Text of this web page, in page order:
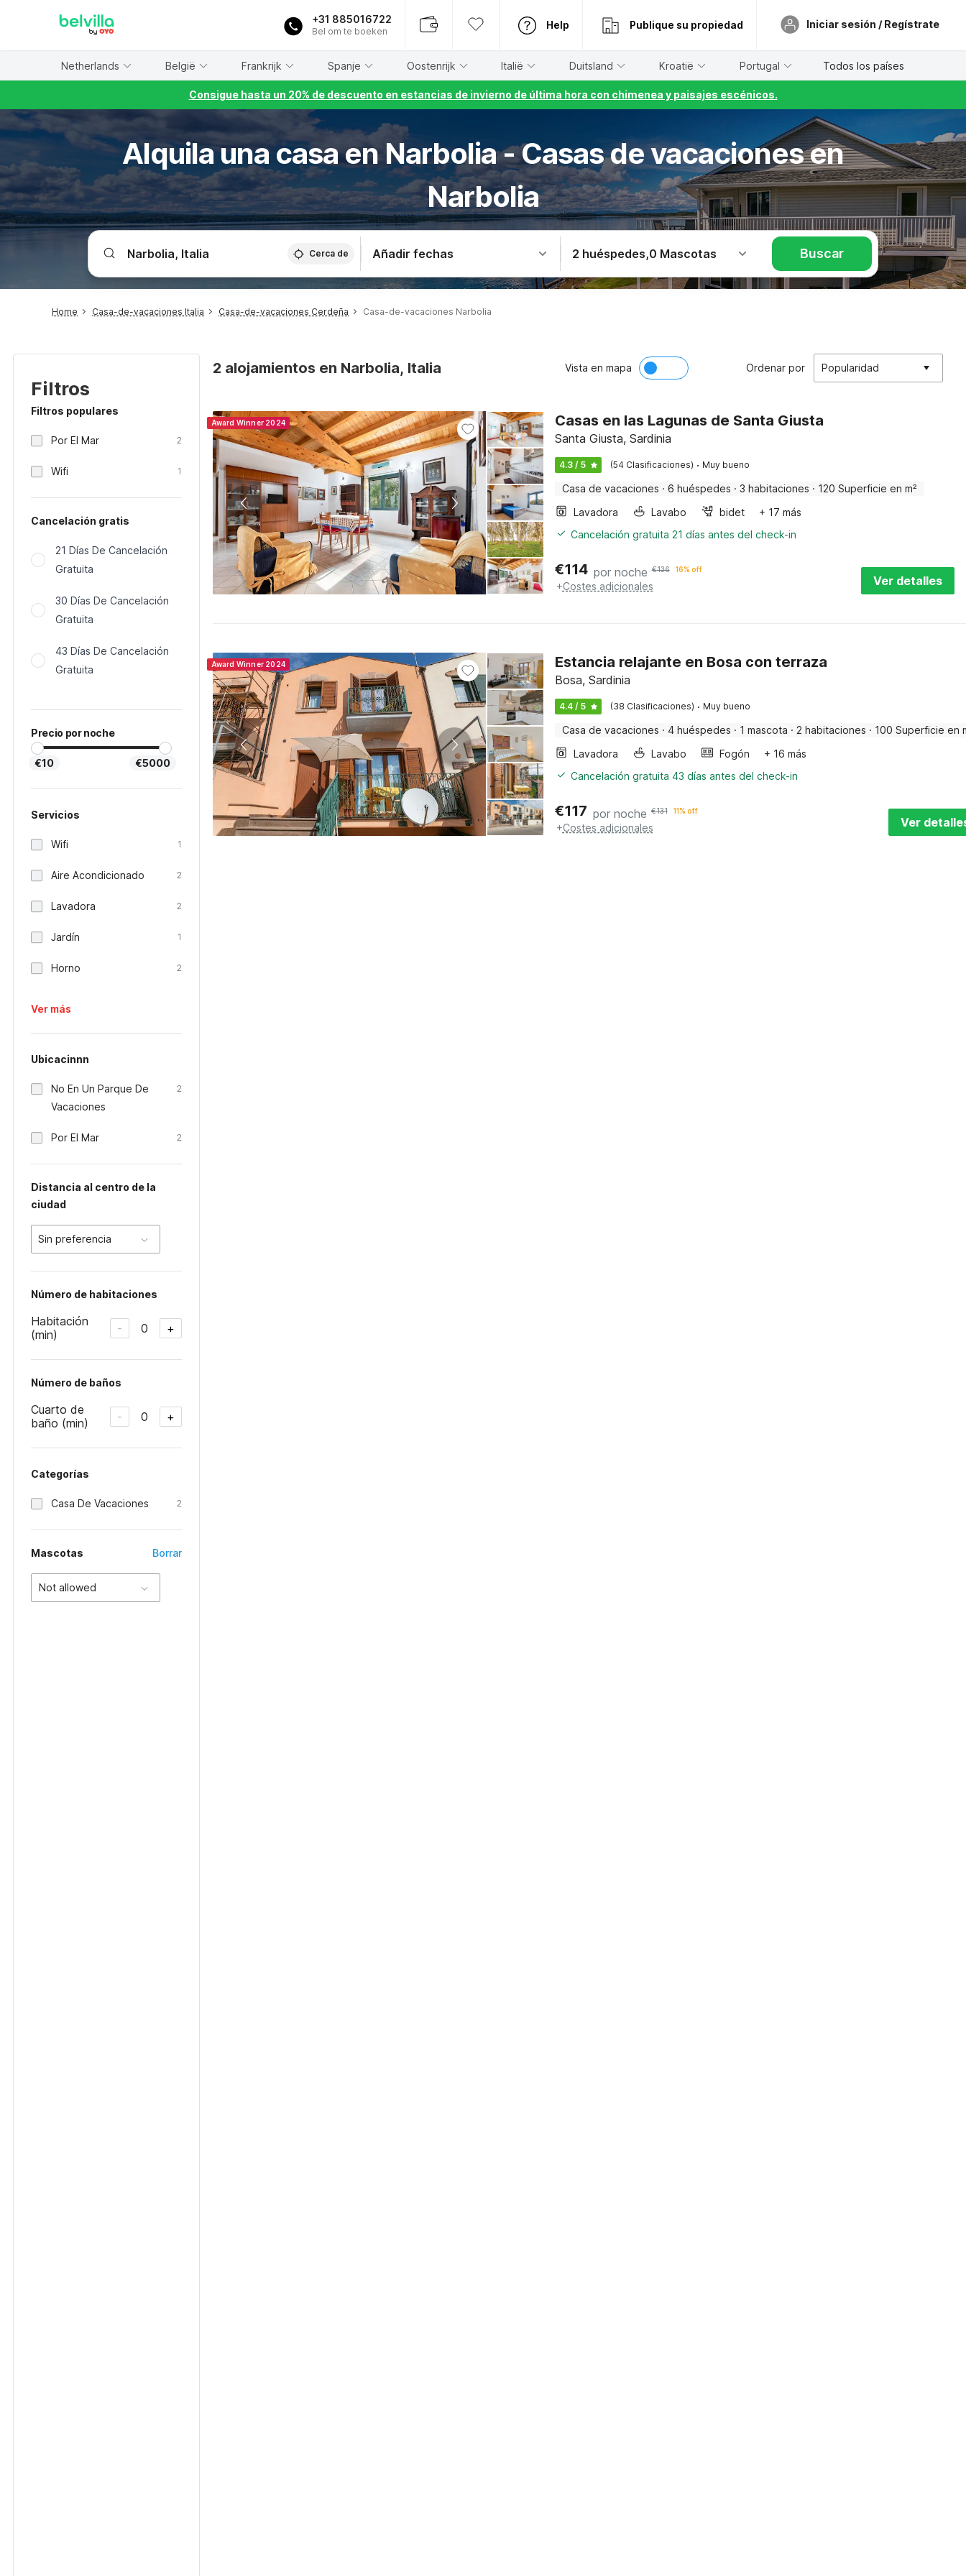
+31 885016722
Bel om te boeken
Help Publique su propiedad Iniciar sesión / Regístrate
Netherlands België Frankrijk Spanje Oostenrijk Italië Duitsland Kroatië Portugal Todos los países
Consigue hasta un 20% de descuento en estancias de invierno de última hora con chimenea y paisajes escénicos.
Alquila una casa en Narbolia - Casas de vacaciones en
Narbolia
Cerca de Añadir fechas 2 huéspedes,0 Mascotas Buscar
Home Casa-de-vacaciones Italia Casa-de-vacaciones Cerdeña Casa-de-vacaciones Narbolia
Filtros
Filtros populares
Por El Mar 2
Wifi 1
Cancelación gratis
21 Días De Cancelación
Gratuita
30 Días De Cancelación
Gratuita
43 Días De Cancelación
Gratuita
Precio por noche
€10 €5000
Servicios
Wifi 1
Aire Acondicionado 2
Lavadora 2
Jardín 1
Horno 2
Ver más
Ubicacinnn
No En Un Parque De
Vacaciones
2
Por El Mar 2
Distancia al centro de la
ciudad
Sin preferencia
Número de habitaciones
Habitación
(min)
- 0 +
Número de baños
Cuarto de
baño (min)
- 0 +
Categorías
Casa De Vacaciones 2
Mascotas Borrar
Not allowed
2 alojamientos en Narbolia, Italia Vista en mapa Ordenar por Popularidad
Award Winner 2024 Casas en las Lagunas de Santa Giusta
Santa Giusta, Sardinia
4.3 / 5 (54 Clasificaciones) · Muy bueno
Casa de vacaciones · 6 huéspedes · 3 habitaciones · 120 Superficie en m²
Lavadora
Lavabo bidet
+ 17 más
Cancelación gratuita 21 días antes del check-in
€114 por noche €136 16% off
+Costes adicionales Ver detalles
Award Winner 2024 Estancia relajante en Bosa con terraza
Bosa, Sardinia
4.4 / 5 (38 Clasificaciones) · Muy bueno
Casa de vacaciones · 4 huéspedes · 1 mascota · 2 habitaciones · 100 Superficie en
Lavadora
Lavabo Fogón
+ 16 más
Cancelación gratuita 43 días antes del check-in
€117 por noche €131 11% off
+Costes adicionales Ver